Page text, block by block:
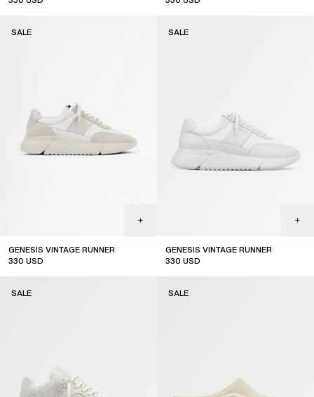
GENESIS VINTAGE RUNNER
330 USD
SALE
GENESIS VINTAGE RUNNER
330 USD
SALE
SALE SALE